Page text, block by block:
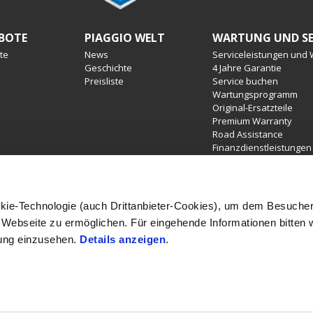
Technologie (auch Drittanbieter-Cookies), um dem
zu ermöglichen. Für eingehende Informationen bitten
einzusehen. Details anzeigen.
PIAGGIO WELT
News
Geschichte
Preisliste
WARTUNG UND
Serviceleistungen und
4 Jahre Garantie
Service buchen
Wartungsprogramm
Original-Ersatzteile
Premium Warranty
Road Assistance
Finanzdienstleistungen
der Farbe. Verfügbarkeiten, eventuelle Abweichungen von
gegenüber der Wiedergabe in Bild sind möglich. Druckfehler,
Änderungen vor. Sämtliche Angaben sind unverbindlich. In
Zubehörartikel und Ausstattungen möglich.